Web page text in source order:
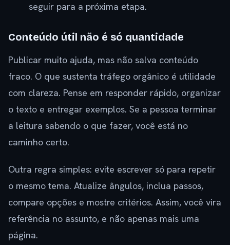
seguir para a próxima etapa.
Conteúdo útil não é só quantidade
Publicar muito ajuda, mas não salva conteúdo
fraco. O que sustenta tráfego orgânico é utilidade
com clareza. Pense em responder rápido, organizar
o texto e entregar exemplos. Se a pessoa terminar
a leitura sabendo o que fazer, você está no
caminho certo.
Outra regra simples: evite escrever só para repetir
o mesmo tema. Atualize ângulos, inclua passos,
compare opções e mostre critérios. Assim, você vira
referência no assunto, e não apenas mais uma
página.